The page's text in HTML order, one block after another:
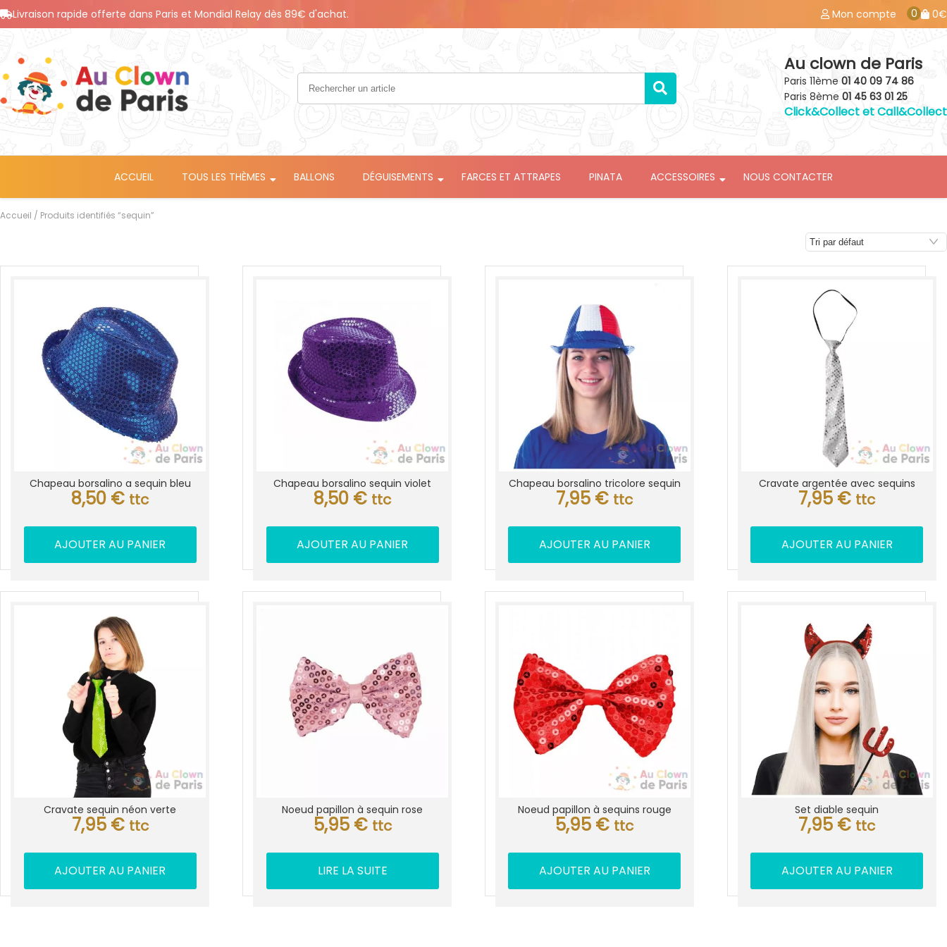
Livraison rapide offerte dans Paris et Mondial Relay dès 89€ d'achat. Mon compte 0 0€
Au clown de Paris
Paris 11ème 01 40 09 74 86
Paris 8ème 01 45 63 01 25
Click&Collect et Call&Collect
ACCUEIL TOUS LES THÈMES BALLONS DÉGUISEMENTS FARCES ET ATTRAPES PINATA ACCESSOIRES NOUS CONTACTER
Accueil / Produits identifiés “sequin”
Chapeau borsalino a sequin bleu
8,50 € ttc
AJOUTER AU PANIER
Chapeau borsalino sequin violet
8,50 € ttc
AJOUTER AU PANIER
Chapeau borsalino tricolore sequin
7,95 € ttc
AJOUTER AU PANIER
Cravate argentée avec sequins
7,95 € ttc
AJOUTER AU PANIER
Cravate sequin néon verte
7,95 € ttc
AJOUTER AU PANIER
Noeud papillon à sequin rose
5,95 € ttc
LIRE LA SUITE
Noeud papillon à sequins rouge
5,95 € ttc
AJOUTER AU PANIER
Set diable sequin
7,95 € ttc
AJOUTER AU PANIER